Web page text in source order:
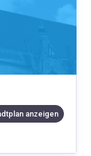
Im Stadtplan anzeigen